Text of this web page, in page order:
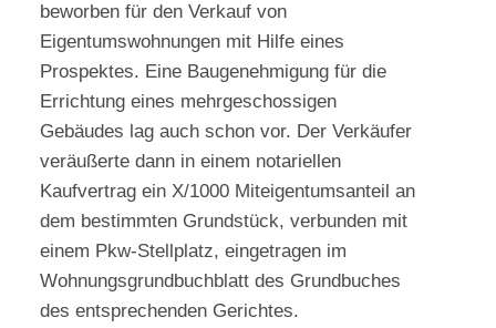
beworben für den Verkauf von
Eigentumswohnungen mit Hilfe eines
Prospektes. Eine Baugenehmigung für die
Errichtung eines mehrgeschossigen
Gebäudes lag auch schon vor. Der Verkäufer
veräußerte dann in einem notariellen
Kaufvertrag ein X/1000 Miteigentumsanteil an
dem bestimmten Grundstück, verbunden mit
einem Pkw-Stellplatz, eingetragen im
Wohnungsgrundbuchblatt des Grundbuches
des entsprechenden Gerichtes.